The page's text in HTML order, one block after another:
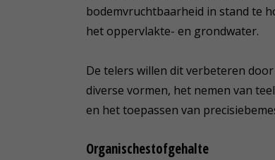
bodemvruchtbaarheid in stand te
het oppervlakte- en grondwater.
De telers willen dit verbeteren
diverse vormen, het nemen van
en het toepassen van
Organischestofgehalte